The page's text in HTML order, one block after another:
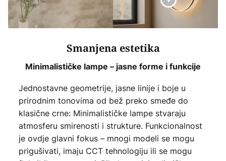
Smanjena estetika
Minimalističke lampe – jasne forme i funkcije
Jednostavne geometrije, jasne linije i boje u
prirodnim tonovima od bež preko smeđe do
klasične crne: Minimalističke lampe stvaraju
atmosferu smirenosti i strukture. Funkcionalnost
je ovdje glavni fokus – mnogi modeli se mogu
prigušivati, imaju CCT tehnologiju ili se mogu